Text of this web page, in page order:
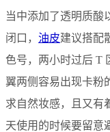
当中添加了透明质酸
闭口， 油皮建议搭配
色号，两小时过后 T
翼两侧容易出现卡粉
求自然妆感，且又有
天使用的时候要留意